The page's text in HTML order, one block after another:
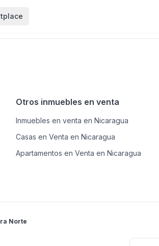
Otros inmuebles en venta
Inmuebles en venta en Nicaragua
Casas en Venta en Nicaragua
Apartamentos en Venta en Nicaragua
Norte